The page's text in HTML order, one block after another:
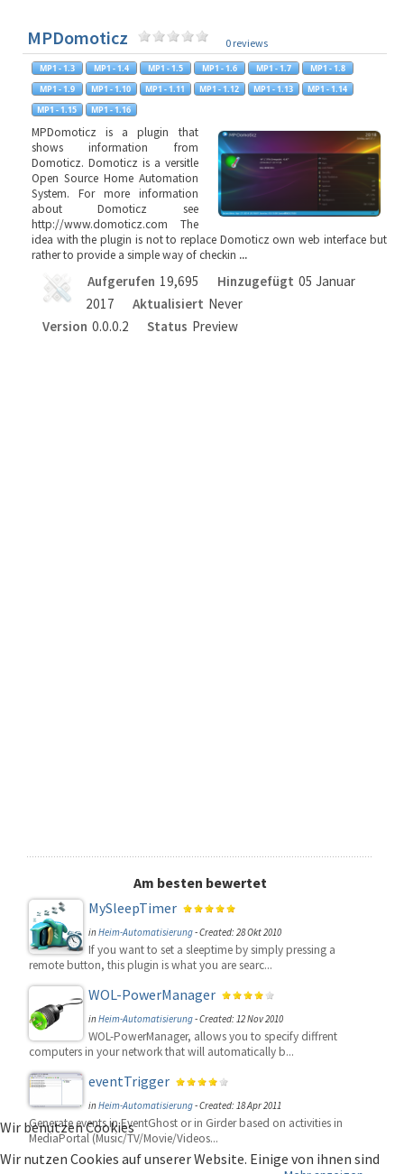
MPDomoticz 0 reviews
MPDomoticz is a plugin that
shows information from
Domoticz. Domoticz is a versitle
Open Source Home Automation
System. For more information
about Domoticz see
http://www.domoticz.com The
idea with the plugin is not to replace Domoticz own web interface but
rather to provide a simple way of checkin ...
Aufgerufen 19,695 Hinzugefügt 05 Januar
2017
Aktualisiert Never
Version 0.0.0.2 Status Preview
Am besten bewertet
MySleepTimer
inHeim-Automatisierung-Created: 28 Okt 2010
If you want to set a sleeptime by simply pressing a
remote button, this plugin is what you are searc...
WOL-PowerManager
inHeim-Automatisierung-Created: 12 Nov 2010
WOL-PowerManager, allows you to specify diffrent
computers in your network that will automatically b...
eventTrigger
inHeim-Automatisierung-Created: 18 Apr 2011
Generate events in EventGhost or in Girder based on activities in
MediaPortal (Music/TV/Movie/Videos...
Wir benutzen Cookies
Wir nutzen Cookies auf unserer Website. Einige von ihnen sind